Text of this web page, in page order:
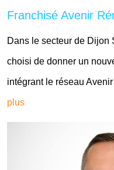
Franchisé Avenir
Dans le secteur de Dijon
choisi de donner un
intégrant le réseau
plus